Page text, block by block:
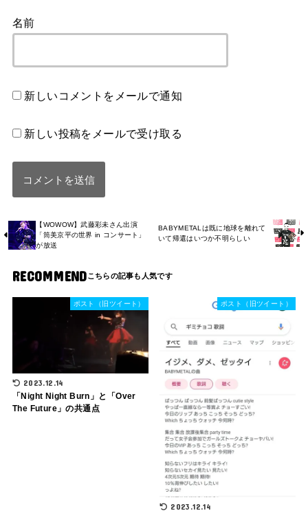
名前
新しいコメントをメールで通知
新しい投稿をメールで受け取る
【WOWOW】武藤彩未さん出演
「筒美京平の世界 in コンサート」
が放送
BABYMETALは既に地球を離れて
いて帰還はいつか不明らしい
RECOMMEND
ポスト（旧ツイート）
2023.12.14
「Night Night Burn」と「Over
The Future」の共通点
ポスト（旧ツイート）
2023.12.14